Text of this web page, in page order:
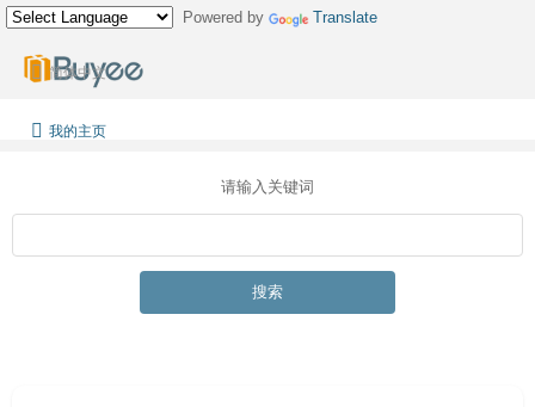
Powered by Translate
简体中文
我的主页
请输入关键词
搜索